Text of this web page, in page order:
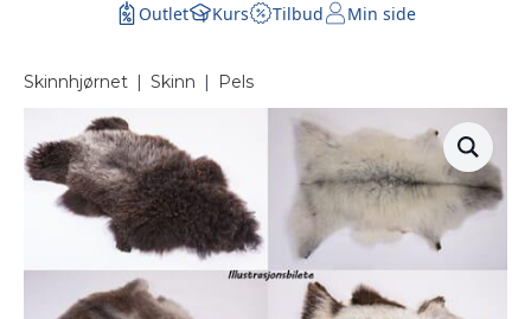
Outlet Kurs Tilbud Min side
Skinnhjørnet | Skinn | Pels